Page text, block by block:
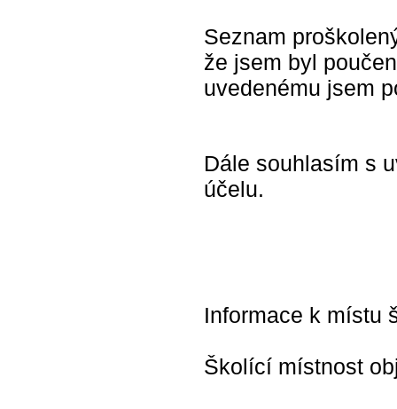
Seznam
že jsem byl
uvedenému jsem
Dále souhlasím s
účelu.
Informace k místu
Školící místnost